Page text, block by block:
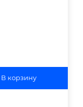
В корзину